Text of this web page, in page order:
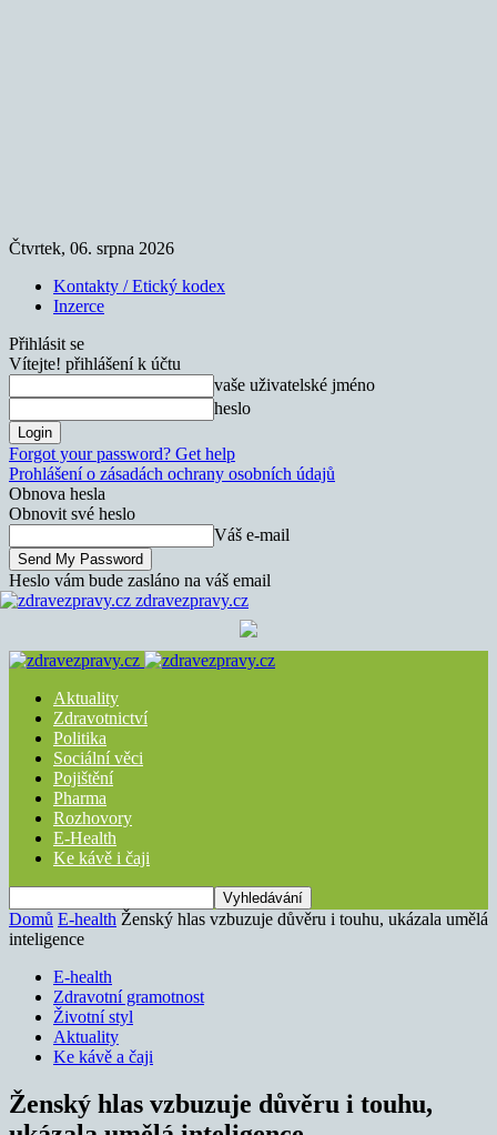
Čtvrtek, 06. srpna 2026
Kontakty / Etický kodex
Inzerce
Přihlásit se
Vítejte! přihlášení k účtu
vaše uživatelské jméno
heslo
Forgot your password? Get help
Prohlášení o zásadách ochrany osobních údajů
Obnova hesla
Obnovit své heslo
Váš e-mail
Heslo vám bude zasláno na váš email
zdravezpravy.cz
Aktuality
Zdravotnictví
Politika
Sociální věci
Pojištění
Pharma
Rozhovory
E-Health
Ke kávě i čaji
Domů E-health Ženský hlas vzbuzuje důvěru i touhu, ukázala umělá
inteligence
E-health
Zdravotní gramotnost
Životní styl
Aktuality
Ke kávě a čaji
Ženský hlas vzbuzuje důvěru i touhu,